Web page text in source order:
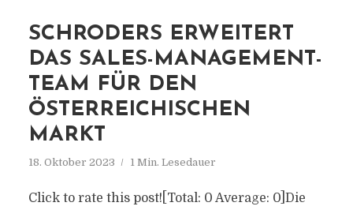
SCHRODERS ERWEITERT
DAS SALES-MANAGEMENT-
TEAM FÜR DEN
ÖSTERREICHISCHEN
MARKT
18. Oktober 2023 1 Min. Lesedauer
Click to rate this post![Total: 0 Average: 0]Die